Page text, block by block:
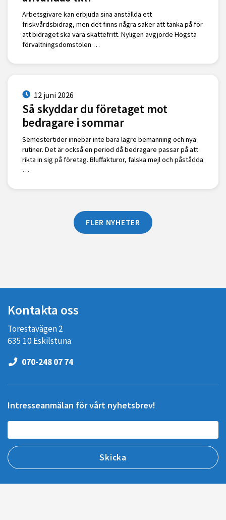
Arbetsgivare kan erbjuda sina anställda ett
friskvårdsbidrag, men det finns några saker att tänka på för
att bidraget ska vara skattefritt. Nyligen avgjorde Högsta
förvaltningsdomstolen …
12 juni 2026
Så skyddar du företaget mot
bedragare i sommar
Semestertider innebär inte bara lägre bemanning och nya
rutiner. Det är också en period då bedragare passar på att
rikta in sig på företag. Bluffakturor, falska mejl och påstådda
…
FLER NYHETER
Kontakta oss
Torestavägen 2
635 10 Eskilstuna
070-248 07 74
Intresseanmälan för vårt nyhetsbrev!